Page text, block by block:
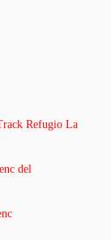
Refugio La
del